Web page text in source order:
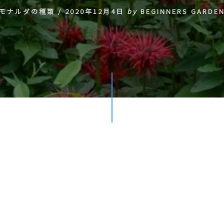
ナルダの種類 / 2020年12月4日 by BEGINNERS